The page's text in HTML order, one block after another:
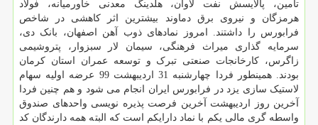
تأمین، پالایسش نفت لاوان، هلدینگ معدنی خاورمیانه، فولاد
هرمزگان و نیروی برق دماوند بیشترین اثر کاهشی در شاخص
فرابورس را داشتند. امروز نمادهای ذوب آهن اصفهان، بانک دی،
سرمایه گذاری میراث فرهنگی، سیمان لار سبزوار، پتروشیمی
زاگرس، کارخانجات صنعتی تبرک و توسعه عمران استان کرمان
بودند. همینطور فردا چهارشنبه 31 اردیبهشت 99 عرضه اولیه سهام
لاستیک سازی یزد در فرابورس ایران انجام می شود و هم چنین فردا
آخرین روز اردیبهشت آخرین فرصت پذیره نویسی واحدهای صندوق
واسطه گری مالی یکم با نماد دارایکم است که البته همه دارندگان کد